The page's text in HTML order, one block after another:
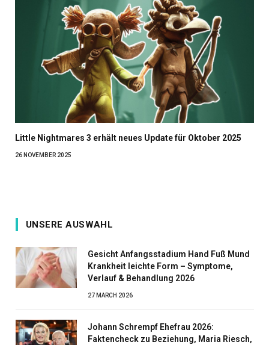
Little Nightmares 3 erhält neues Update für Oktober 2025
26 NOVEMBER 2025
UNSERE AUSWAHL
Gesicht Anfangsstadium Hand Fuß Mund
Krankheit leichte Form – Symptome,
Verlauf & Behandlung 2026
27 MARCH 2026
Johann Schrempf Ehefrau 2026:
Faktencheck zu Beziehung, Maria Riesch,